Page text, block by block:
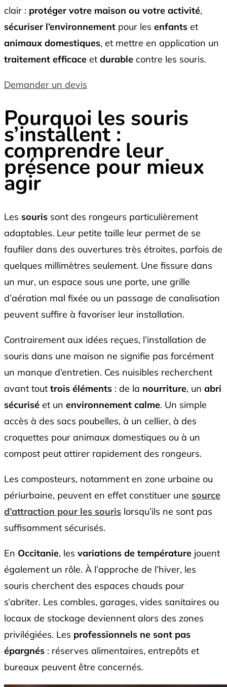
clair : protéger votre maison ou votre activité,
sécuriser l’environnement pour les enfants et
animaux domestiques, et mettre en application un
traitement efficace et durable contre les souris.
Demander un devis
Pourquoi les souris
s’installent :
comprendre leur
présence pour mieux
agir
Les souris sont des rongeurs particulièrement
adaptables. Leur petite taille leur permet de se
faufiler dans des ouvertures très étroites, parfois de
quelques millimètres seulement. Une fissure dans
un mur, un espace sous une porte, une grille
d’aération mal fixée ou un passage de canalisation
peuvent suffire à favoriser leur installation.
Contrairement aux idées reçues, l’installation de
souris dans une maison ne signifie pas forcément
un manque d’entretien. Ces nuisibles recherchent
avant tout trois éléments : de la nourriture, un abri
sécurisé et un environnement calme. Un simple
accès à des sacs poubelles, à un cellier, à des
croquettes pour animaux domestiques ou à un
compost peut attirer rapidement des rongeurs.
Les composteurs, notamment en zone urbaine ou
périurbaine, peuvent en effet constituer une source
d’attraction pour les souris lorsqu’ils ne sont pas
suffisamment sécurisés.
En Occitanie, les variations de température jouent
également un rôle. À l’approche de l’hiver, les
souris cherchent des espaces chauds pour
s’abriter. Les combles, garages, vides sanitaires ou
locaux de stockage deviennent alors des zones
privilégiées. Les professionnels ne sont pas
épargnés : réserves alimentaires, entrepôts et
bureaux peuvent être concernés.